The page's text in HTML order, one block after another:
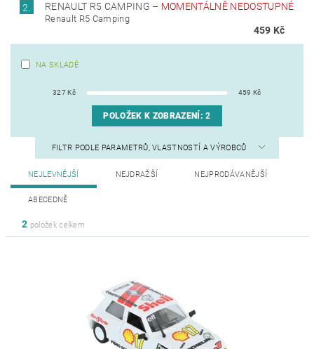
2. RENAULT R5 CAMPING – MOMENTÁLNĚ NEDOSTUPNÉ
Renault R5 Camping
459 Kč
NA SKLADĚ
327Kč 459 Kč
POLOŽEK K ZOBRAZENÍ:2
FILTR PODLE PARAMETRŮ, VLASTNOSTÍ A VÝROBCŮ
NEJLEVNĚJŠÍ NEJDRAŽŠÍ NEJPRODÁVANĚJŠÍ
ABECEDNĚ
2 položek celkem